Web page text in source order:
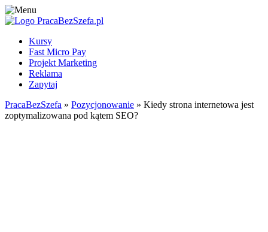
Kursy
Fast Micro Pay
Projekt Marketing
Reklama
Zapytaj
PracaBezSzefa » Pozycjonowanie » Kiedy strona internetowa jest
zoptymalizowana pod kątem SEO?